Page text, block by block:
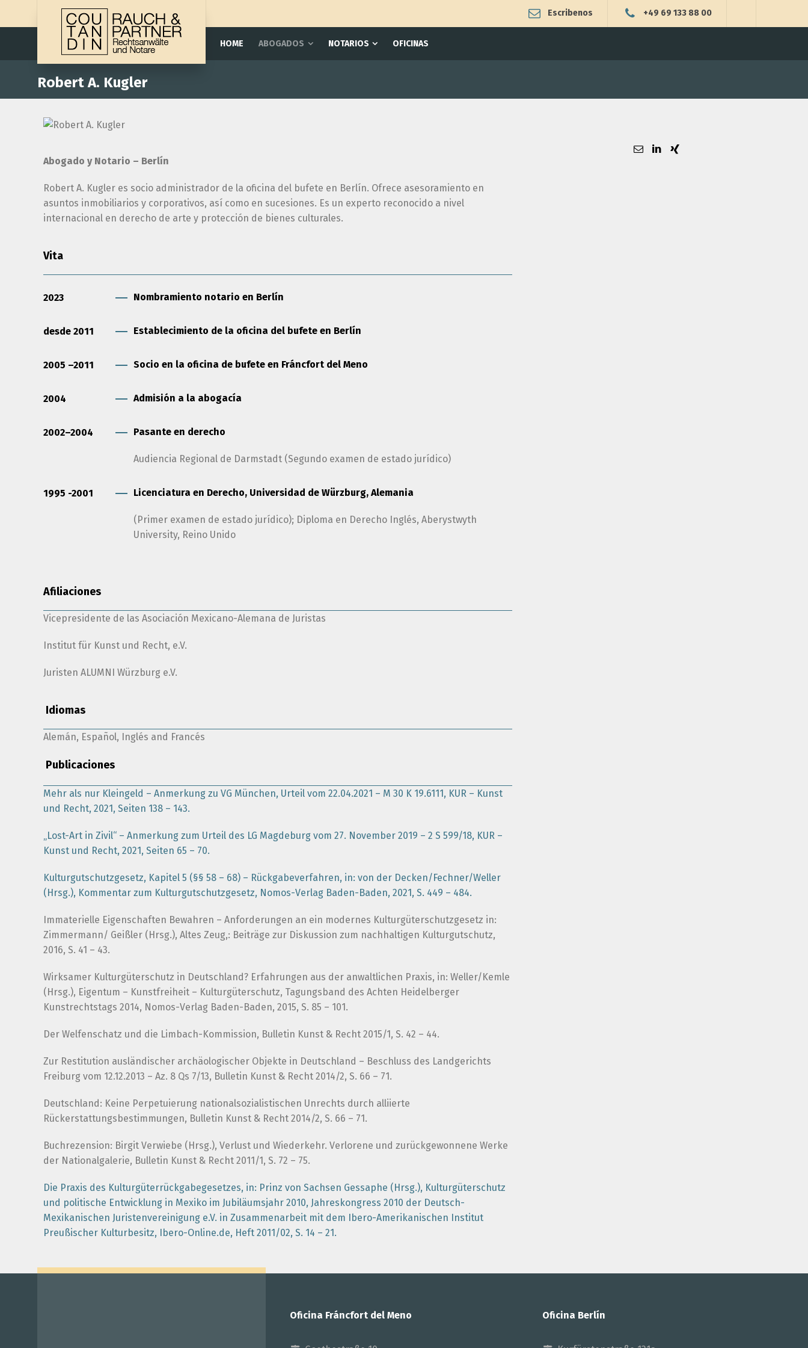
Escribenos +49 69 133 88 00
HOME ABOGADOS NOTARIOS OFICINAS
Robert A. Kugler
Abogado y Notario – Berlín
Robert A. Kugler es socio administrador de la oficina del bufete en Berlín. Ofrece asesoramiento en
asuntos inmobiliarios y corporativos, así como en sucesiones. Es un experto reconocido a nivel
internacional en derecho de arte y protección de bienes culturales.
Vita
2023 Nombramiento notario en Berlín
desde 2011 Establecimiento de la oficina del bufete en Berlín
2005 –2011 Socio en la oficina de bufete en Fráncfort del Meno
2004 Admisión a la abogacía
2002–2004 Pasante en derecho
Audiencia Regional de Darmstadt (Segundo examen de estado jurídico)
1995 -2001 Licenciatura en Derecho, Universidad de Würzburg, Alemania
(Primer examen de estado jurídico); Diploma en Derecho Inglés, Aberystwyth
University, Reino Unido
Afiliaciones
Vicepresidente de las Asociación Mexicano-Alemana de Juristas
Institut für Kunst und Recht, e.V.
Juristen ALUMNI Würzburg e.V.
Idiomas
Alemán, Español, Inglés and Francés
Publicaciones
Mehr als nur Kleingeld – Anmerkung zu VG München, Urteil vom 22.04.2021 – M 30 K 19.6111, KUR – Kunst
und Recht, 2021, Seiten 138 – 143.
„Lost-Art in Zivil“ – Anmerkung zum Urteil des LG Magdeburg vom 27. November 2019 – 2 S 599/18, KUR –
Kunst und Recht, 2021, Seiten 65 – 70.
Kulturgutschutzgesetz, Kapitel 5 (§§ 58 – 68) – Rückgabeverfahren, in: von der Decken/Fechner/Weller
(Hrsg.), Kommentar zum Kulturgutschutzgesetz, Nomos-Verlag Baden-Baden, 2021, S. 449 – 484.
Immaterielle Eigenschaften Bewahren – Anforderungen an ein modernes Kulturgüterschutzgesetz in:
Zimmermann/ Geißler (Hrsg.), Altes Zeug,: Beiträge zur Diskussion zum nachhaltigen Kulturgutschutz,
2016, S. 41 – 43.
Wirksamer Kulturgüterschutz in Deutschland? Erfahrungen aus der anwaltlichen Praxis, in: Weller/Kemle
(Hrsg.), Eigentum – Kunstfreiheit – Kulturgüterschutz, Tagungsband des Achten Heidelberger
Kunstrechtstags 2014, Nomos-Verlag Baden-Baden, 2015, S. 85 – 101.
Der Welfenschatz und die Limbach-Kommission, Bulletin Kunst & Recht 2015/1, S. 42 – 44.
Zur Restitution ausländischer archäologischer Objekte in Deutschland – Beschluss des Landgerichts
Freiburg vom 12.12.2013 – Az. 8 Qs 7/13, Bulletin Kunst & Recht 2014/2, S. 66 – 71.
Deutschland: Keine Perpetuierung nationalsozialistischen Unrechts durch alliierte
Rückerstattungsbestimmungen, Bulletin Kunst & Recht 2014/2, S. 66 – 71.
Buchrezension: Birgit Verwiebe (Hrsg.), Verlust und Wiederkehr. Verlorene und zurückgewonnene Werke
der Nationalgalerie, Bulletin Kunst & Recht 2011/1, S. 72 – 75.
Die Praxis des Kulturgüterrückgabegesetzes, in: Prinz von Sachsen Gessaphe (Hrsg.), Kulturgüterschutz
und politische Entwicklung in Mexiko im Jubiläumsjahr 2010, Jahreskongress 2010 der Deutsch-
Mexikanischen Juristenvereinigung e.V. in Zusammenarbeit mit dem Ibero-Amerikanischen Institut
Preußischer Kulturbesitz, Ibero-Online.de, Heft 2011/02, S. 14 – 21.
Oficina Fráncfort del Meno Oficina Berlín